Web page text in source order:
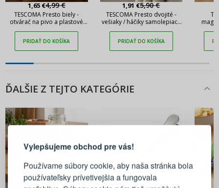
Vylepšujeme obchod pre vás!
Používame súbory cookie, aby naša stránka bola
používateľsky prívetivejšia a fungovala
1,65 €4,99 €
TESCOMA Presto biely -
otvárač na pivo a plastové
PRIDAŤ DO KOŠÍKA
1,91 €5,90 €
TESCOMA Presto dvojité -
vešiaky / háčiky samolepiace
PRIDAŤ DO KOŠÍKA
ĎALŠIE Z TEJTO KATEGÓRIE
PRIHLÁSENIE REGISTRÁCIA
Prihláste sa k svojmu účtu